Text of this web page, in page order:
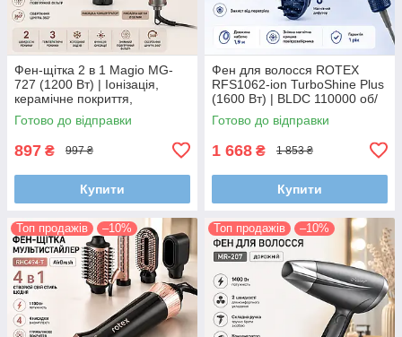
Фен-щітка 2 в 1 Magio MG-
727 (1200 Вт) | Іонізація,
керамічне покриття,
холодний обдув, 3
температурні режими
Готово до відправки
897 ₴ 997 ₴
Купити
Фен для волосся ROTEX
RFS1062-ion TurboShine Plus
(1600 Вт) | BLDC 110000 об/
хв, іонізація, дифузор,
магнітні насадки
Готово до відправки
1 668 ₴ 1 853 ₴
Купити
Топ продажів –10% Топ продажів –10%